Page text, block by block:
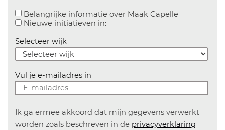
Belangrijke informatie over Maak CapelleAanvinken
Nieuwe initiatieven in:Aanvinken om informatie over
Selecteer wijk
Vul je e-mailadres in
Ik ga ermee akkoord dat mijn gegevens verwerkt
worden zoals beschreven in de privacyverklaring